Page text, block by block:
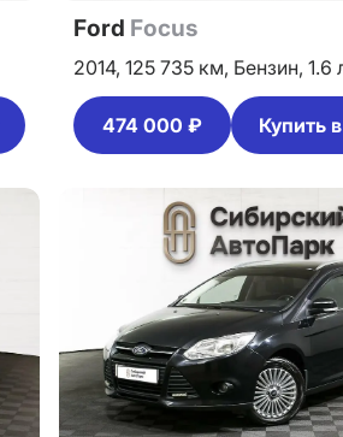
Ford Focus
2014, 125 735 км, Бензин, 1.6
474 000 ₽ Купить